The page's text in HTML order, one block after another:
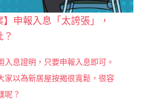
】申報入息「太誇張」，
入息證明，只要申報入息即可。
家以為新居屋按揭很寬鬆，很容
呢？